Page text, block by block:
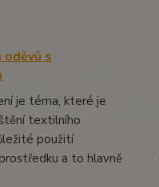
s
je téma, které je
textilního
použití
a to hlavně